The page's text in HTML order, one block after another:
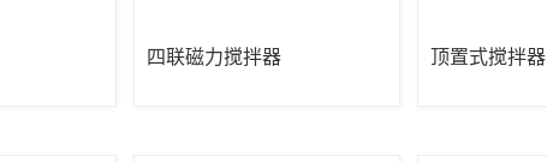
四联磁力搅拌器 顶置式搅拌器